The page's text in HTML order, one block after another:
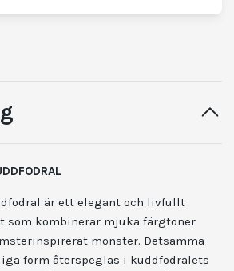
är ett elegant och livfullt
kombinerar mjuka färgtoner
mönster. Detsamma
form återspeglas i kuddfodralets